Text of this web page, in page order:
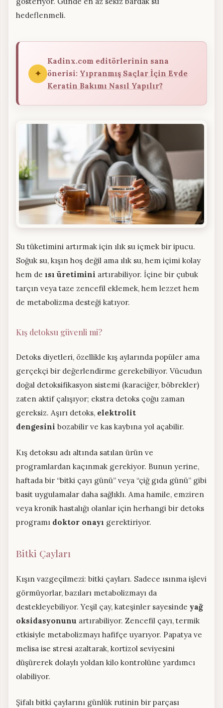
hedeflenmeli.
✦
Kadinx.com editörlerinin sana
önerisi: Yıpranmış Saçlar İçin Evde
Keratin Bakımı Nasıl Yapılır?
Su tüketimini artırmak için ılık su içmek bir ipucu.
Soğuk su, kışın hoş değil ama ılık su, hem içimi kolay
hem de ısı üretimini artırabiliyor. İçine bir çubuk
tarçın veya taze zencefil eklemek, hem lezzet hem
de metabolizma desteği katıyor.
Kış detoksu güvenli mi?
Detoks diyetleri, özellikle kış aylarında popüler ama
gerçekçi bir değerlendirme gerekebiliyor. Vücudun
doğal detoksifikasyon sistemi (karaciğer, böbrekler)
zaten aktif çalışıyor; ekstra detoks çoğu zaman
gereksiz. Aşırı detoks, elektrolit
dengesini bozabilir ve kas kaybına yol açabilir.
Kış detoksu adı altında satılan ürün ve
programlardan kaçınmak gerekiyor. Bunun yerine,
haftada bir “bitki çayı günü” veya “çiğ gıda günü” gibi
basit uygulamalar daha sağlıklı. Ama hamile, emziren
veya kronik hastalığı olanlar için herhangi bir detoks
programı doktor onayı gerektiriyor.
Bitki Çayları
Kışın vazgeçilmezi: bitki çayları. Sadece ısınma işlevi
görmüyorlar, bazıları metabolizmayı da
destekleyebiliyor. Yeşil çay, kateşinler sayesinde yağ
oksidasyonunu artırabiliyor. Zencefil çayı, termik
etkisiyle metabolizmayı hafifçe uyarıyor. Papatya ve
melisa ise stresi azaltarak, kortizol seviyesini
düşürerek dolaylı yoldan kilo kontrolüne yardımcı
olabiliyor.
Şifalı bitki çaylarını günlük rutinin bir parçası